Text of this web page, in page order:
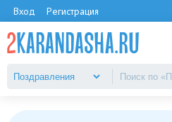
Вход Регистрация